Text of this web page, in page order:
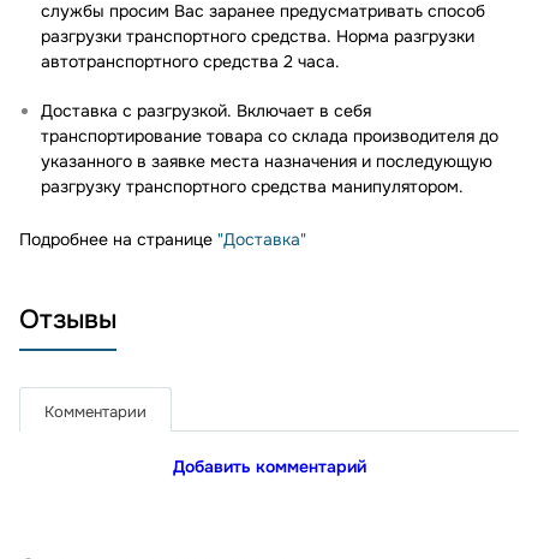
службы просим Вас заранее предусматривать способ
разгрузки транспортного средства. Норма разгрузки
автотранспортного средства 2 часа.
Доставка с разгрузкой. Включает в себя
транспортирование товара со склада производителя до
указанного в заявке места назначения и последующую
разгрузку транспортного средства манипулятором.
Подробнее на странице "Доставка"
Отзывы
Комментарии
Добавить комментарий